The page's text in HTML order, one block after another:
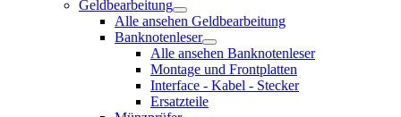
Geldbearbeitung
Alle ansehen Geldbearbeitung
Banknotenleser
Alle ansehen Banknotenleser
Montage und Frontplatten
Interface - Kabel - Stecker
Ersatzteile